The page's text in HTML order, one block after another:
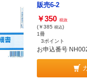
販売6-2
￥350 税抜
(￥385 税込)
1冊
3ポイント
お申込番号